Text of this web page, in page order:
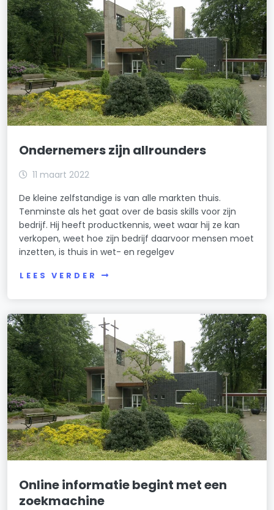
Ondernemers zijn allrounders
11 maart 2022
De kleine zelfstandige is van alle markten thuis.
Tenminste als het gaat over de basis skills voor zijn
bedrijf. Hij heeft productkennis, weet waar hij ze kan
verkopen, weet hoe zijn bedrijf daarvoor mensen moet
inzetten, is thuis in wet- en regelgev
LEES VERDER
Online informatie begint met een
zoekmachine